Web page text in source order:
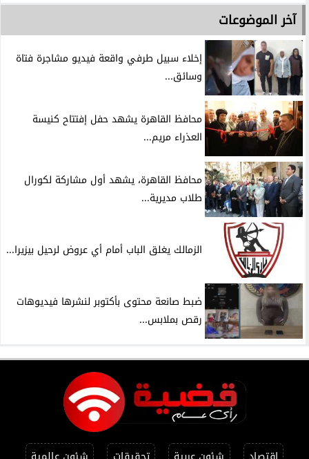
آخر الموضوعات
إخلاء سبيل طرفي واقعة فيديو مشاجرة فتاة
وسائق...
محافظ القاهرة يشهد حفل إفتتاح كنيسة
العذراء مريم...
محافظ القاهرة، يشهد أول مشاركة لكورال
طلاب مديرية...
الزمالك يغلق الباب أمام أي عروض لرحيل بيزيرا...
ضبط صانعة محتوى بأكتوبر لنشرها فيديوهات
رقص بملابس...